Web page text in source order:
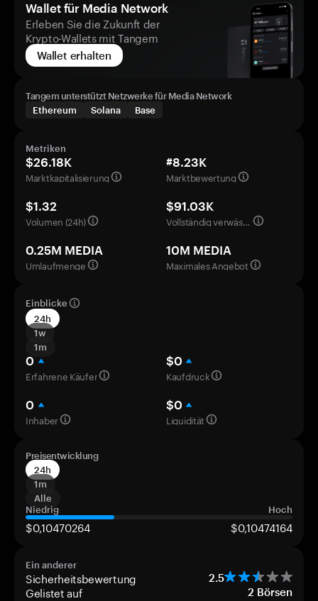
Wallet für Media Network
Erleben Sie die Zukunft der
Krypto-Wallets mit Tangem
Wallet erhalten
Tangem unterstützt Netzwerke für Media Network
Ethereum
Solana Base
Metriken
$26.18K
Marktkapitalisierung
#8.23K
Marktbewertung
$1.32
Volumen (24h)
$91.03K
Vollständig verwässerte Bewertung
0.25M MEDIA
Umlaufmenge
10M MEDIA
Maximales Angebot
Einblicke
24h
1w
1m
0
Erfahrene Käufer
$0
Kaufdruck
0
Inhaber
$0
Liquidität
Preisentwicklung
24h
1m
Alle
Niedrig
Hoch
$0,10470264 $0,10474164
Ein anderer
Sicherheitsbewertung 2.5
Gelistet auf 2 Börsen